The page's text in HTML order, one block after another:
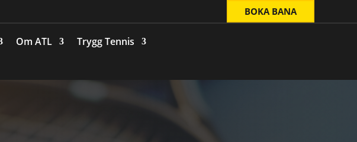
BOKA BANA
Om ATL
Trygg Tennis